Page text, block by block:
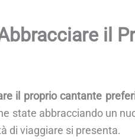
il
il proprio cantante
state abbracciando un
di viaggiare si presenta.